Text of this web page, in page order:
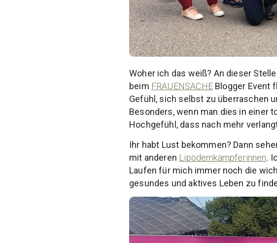
Woher ich das weiß? An dieser
beim FRAUENSACHEBlogger Event
Gefühl, sich selbst zu überraschen
Besonders, wenn man dies in einer
Hochgefühl, dass nach mehr
Ihr habt Lust bekommen? Dann
mit anderen Lipödemkämpferinnen.
Laufen für mich immer noch die
gesundes und aktives Leben zu